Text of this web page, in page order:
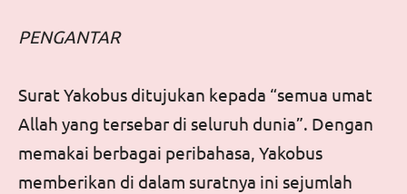
PENGANTAR
Surat Yakobus ditujukan kepada “semua umat
Allah yang tersebar di seluruh dunia”. Dengan
memakai berbagai peribahasa, Yakobus
memberikan di dalam suratnya ini sejumlah